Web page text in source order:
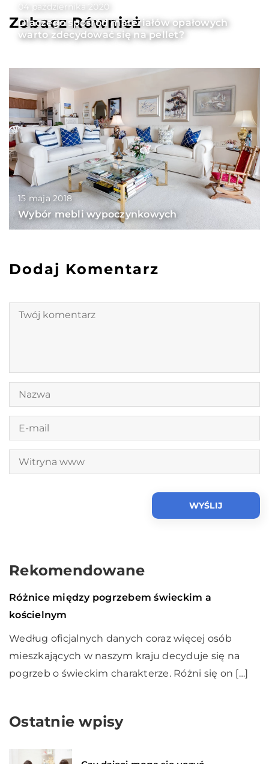
Zobacz Również
04 października 2020
Dlaczego spośród materiałów opałowych
warto zdecydować się na pellet?
15 maja 2018
Wybór mebli wypoczynkowych
Dodaj Komentarz
Rekomendowane
27 lipca 2020
Biznes i usługi
Różnice między pogrzebem świeckim a
kościelnym
Według oficjalnych danych coraz więcej osób
mieszkających w naszym kraju decyduje się na
pogrzeb o świeckim charakterze. Różni się on […]
Ostatnie wpisy